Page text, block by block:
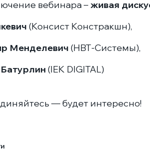
вебинара – живая
(Консист Констракшн),
Менделевич (НВТ-Системы),
(IEK DIGITAL)
— будет интересно!